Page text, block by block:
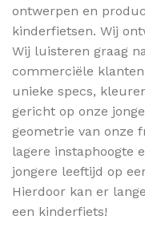
ontwerpen en
kinderfietsen. Wij
Wij luisteren graag
commerciële
unieke specs,
gericht op onze
geometrie van onze
lagere instaphoogte
jongere leeftijd op
Hierdoor kan er
een kinderfiets!